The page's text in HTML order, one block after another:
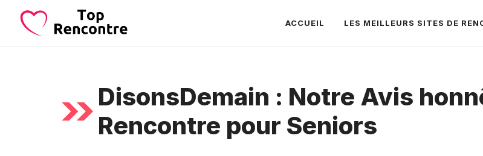
Aller
contenu
ACCUEIL LES MEILLEURS SITES DE
DisonsDemain : Notre Avis
Rencontre pour Seniors